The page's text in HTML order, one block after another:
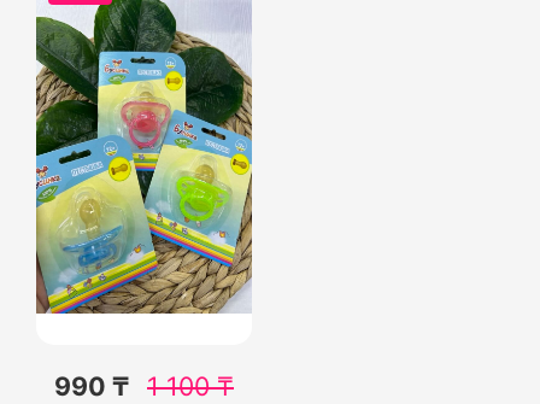
990 ₸ 1 100₸